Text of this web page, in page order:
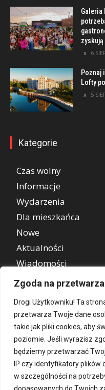
Zgoda na
Drogi Użytkowniku! Ta
przetwarza Twoje dane
takie jak pliki cookies, aby
poziomie. Jeśli wyrazisz
będziemy przetwarzać
IP czy identyfikatory
w szczególności na
Galeria
6
Poznaj
Lofty
5
Kategorie
Czas wolny
Informacje
Wydarzenia
Dla mieszkańca
Nowe
Aktualności
Wiadomości
REKLAMA